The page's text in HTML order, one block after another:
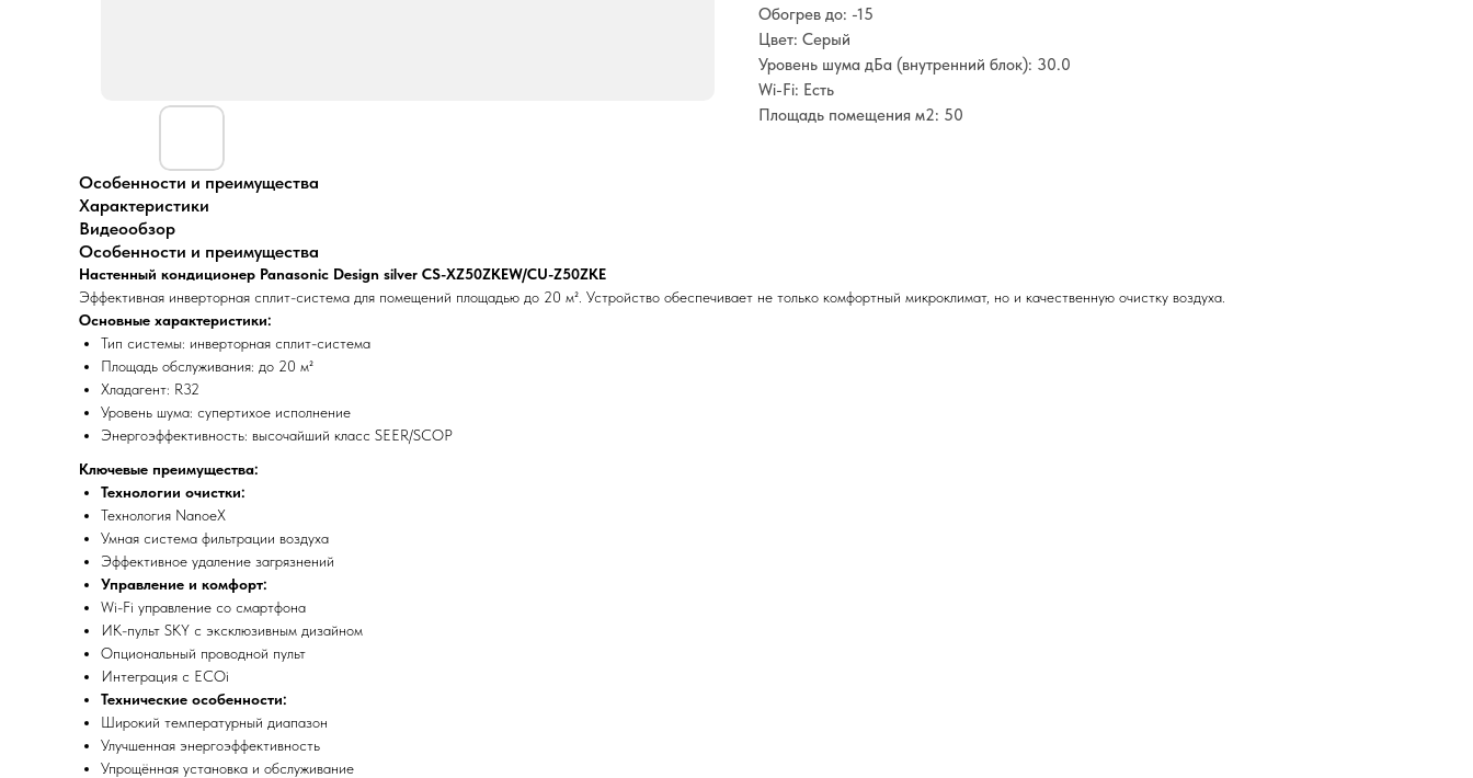
Обогрев до: -15
Цвет: Серый
Уровень шума дБа (внутренний блок): 30.0
Wi-Fi: Есть
Площадь помещения м2: 50
Особенности и преимущества
Характеристики
Видеообзор
Особенности и преимущества
Настенный кондиционер Panasonic Design silver CS-XZ50ZKEW/CU-Z50ZKE
Эффективная инверторная сплит-система для помещений площадью до 20 м². Устройство обеспечивает не только комфортный микроклимат, но и качественную очистку воздуха.
Основные характеристики:
Тип системы: инверторная сплит-система
Площадь обслуживания: до 20 м²
Хладагент: R32
Уровень шума: супертихое исполнение
Энергоэффективность: высочайший класс SEER/SCOP
Ключевые преимущества:
Технологии очистки:
Технология NanoeX
Умная система фильтрации воздуха
Эффективное удаление загрязнений
Управление и комфорт:
Wi-Fi управление со смартфона
ИК-пульт SKY с эксклюзивным дизайном
Опциональный проводной пульт
Интеграция с ECOi
Технические особенности:
Широкий температурный диапазон
Улучшенная энергоэффективность
Упрощённая установка и обслуживание